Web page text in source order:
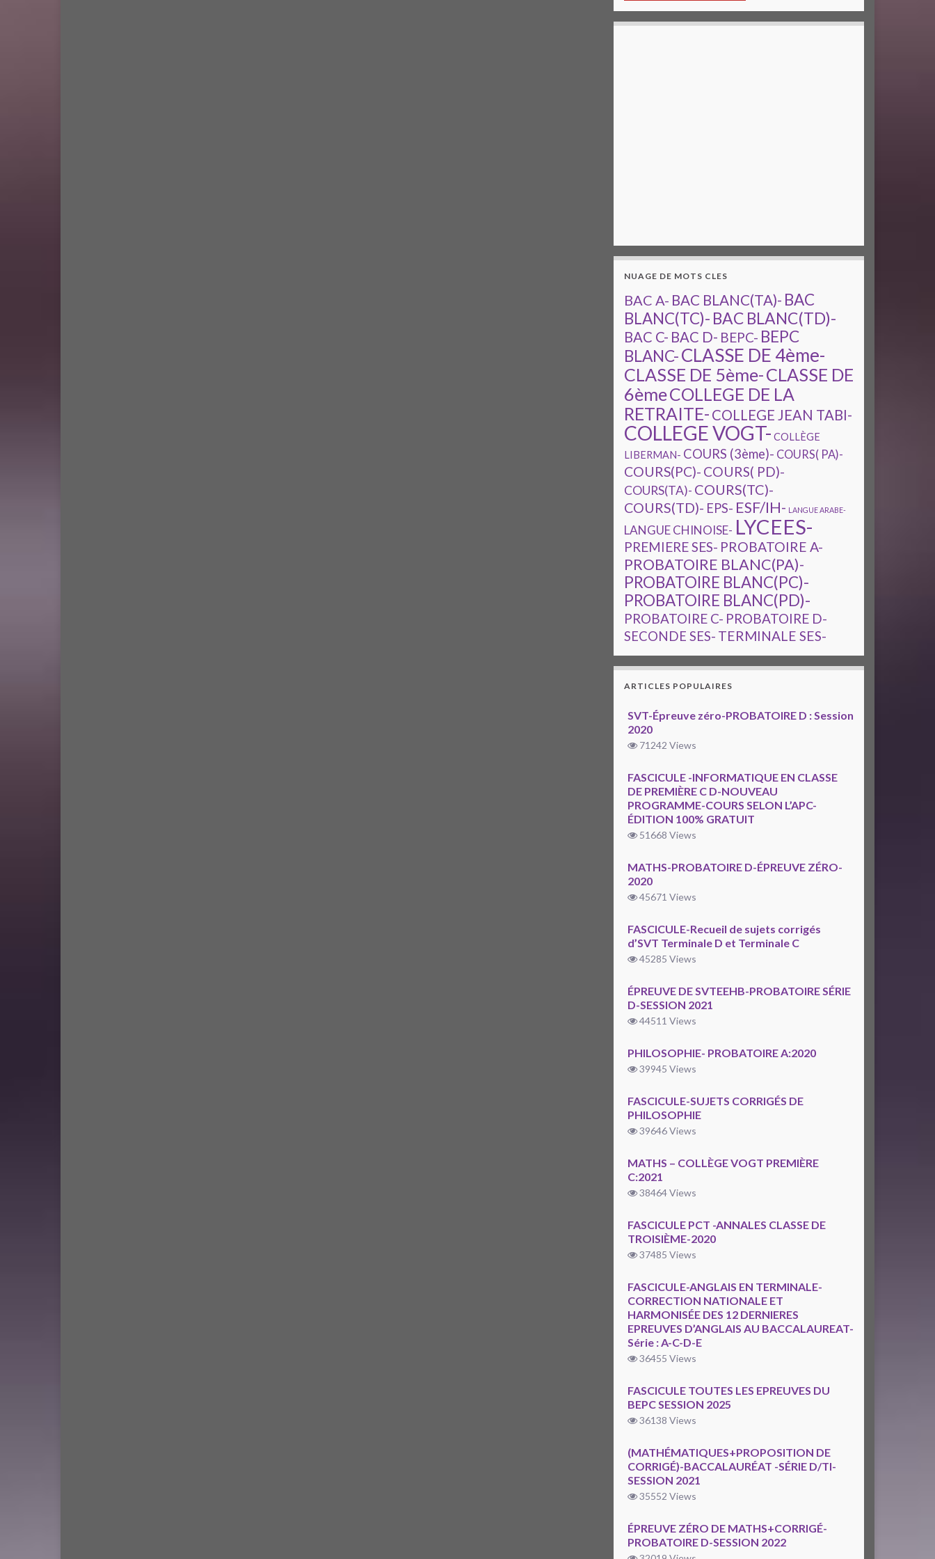
NUAGE DE MOTS CLES
BAC A- BAC BLANC(TA)- BAC
BLANC(TC)- BAC BLANC(TD)-
BAC C- BAC D- BEPC- BEPC
BLANC-CLASSE DE 4ème-
CLASSE DE 5ème-CLASSE DE
6èmeCOLLEGE DE LA
RETRAITE- COLLEGE JEAN TABI-
COLLEGE VOGT- COLLÈGE
LIBERMAN- COURS (3ème)- COURS( PA)-
COURS(PC)- COURS( PD)-
COURS(TA)- COURS(TC)-
COURS(TD)- EPS- ESF/IH- LANGUE ARABE-
LANGUE CHINOISE- LYCEES-
PREMIERE SES- PROBATOIRE A-
PROBATOIRE BLANC(PA)-
PROBATOIRE BLANC(PC)-
PROBATOIRE BLANC(PD)-
PROBATOIRE C- PROBATOIRE D-
SECONDE SES- TERMINALE SES-
ARTICLES POPULAIRES
SVT-Épreuve zéro-PROBATOIRE D : Session
2020
71242 Views
FASCICULE -INFORMATIQUE EN CLASSE
DE PREMIÈRE C D-NOUVEAU
PROGRAMME-COURS SELON L’APC-
ÉDITION 100% GRATUIT
51668 Views
MATHS-PROBATOIRE D-ÉPREUVE ZÉRO-
2020
45671 Views
FASCICULE-Recueil de sujets corrigés
d’SVT Terminale D et Terminale C
45285 Views
ÉPREUVE DE SVTEEHB-PROBATOIRE SÉRIE
D-SESSION 2021
44511 Views
PHILOSOPHIE- PROBATOIRE A:2020
39945 Views
FASCICULE-SUJETS CORRIGÉS DE
PHILOSOPHIE
39646 Views
MATHS – COLLÈGE VOGT PREMIÈRE
C:2021
38464 Views
FASCICULE PCT -ANNALES CLASSE DE
TROISIÈME-2020
37485 Views
FASCICULE-ANGLAIS EN TERMINALE-
CORRECTION NATIONALE ET
HARMONISÉE DES 12 DERNIERES
EPREUVES D’ANGLAIS AU BACCALAUREAT-
Série : A-C-D-E
36455 Views
FASCICULE TOUTES LES EPREUVES DU
BEPC SESSION 2025
36138 Views
(MATHÉMATIQUES+PROPOSITION DE
CORRIGÉ)-BACCALAURÉAT -SÉRIE D/TI-
SESSION 2021
35552 Views
ÉPREUVE ZÉRO DE MATHS+CORRIGÉ-
PROBATOIRE D-SESSION 2022